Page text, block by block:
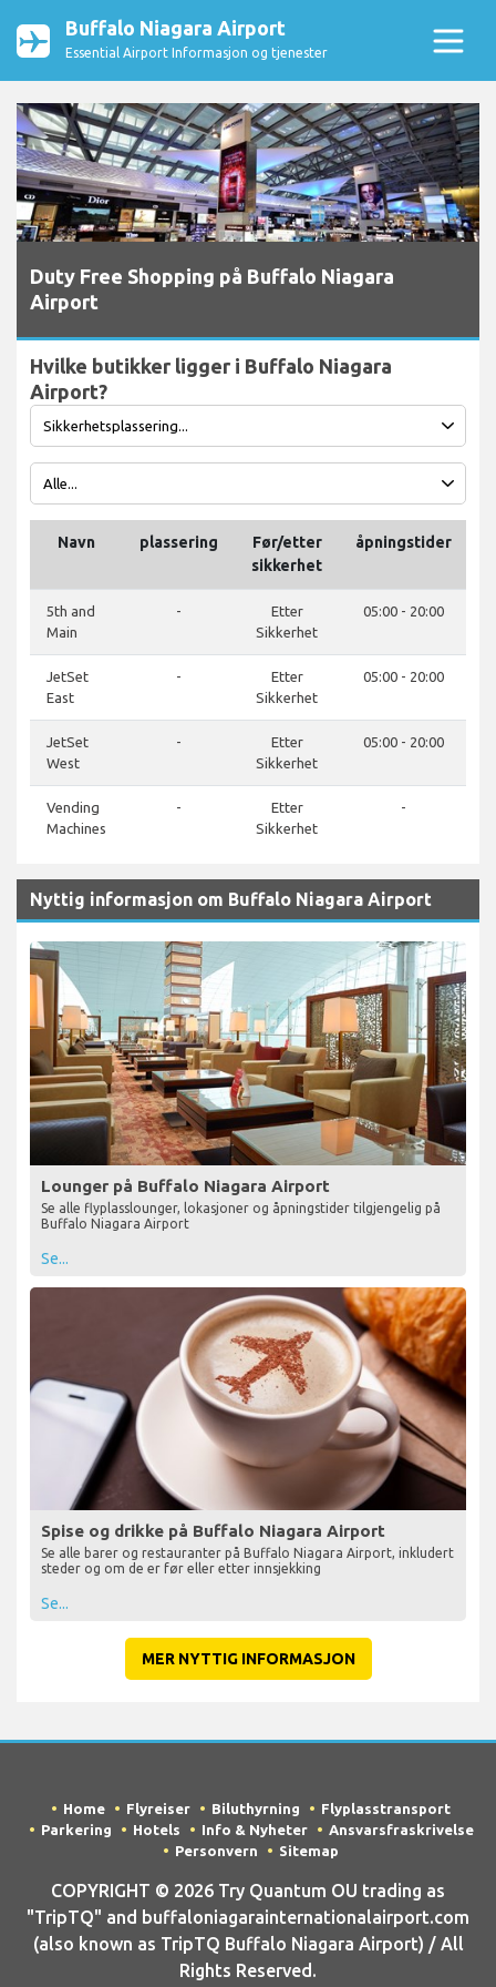
Buffalo Niagara Airport
Essential Airport Informasjon og tjenester
Duty Free Shopping på Buffalo Niagara
Airport
Hvilke butikker ligger i Buffalo Niagara
Airport?
Navn plassering
Før/etter
sikkerhet
åpningstider
5th and
Main
-
Etter
Sikkerhet
05:00 - 20:00
JetSet
East
-
Etter
Sikkerhet
05:00 - 20:00
JetSet
West
-
Etter
Sikkerhet
05:00 - 20:00
Vending
Machines
-
Etter
Sikkerhet
-
Nyttig informasjon om Buffalo Niagara Airport
Lounger på Buffalo Niagara Airport
Se alle flyplasslounger, lokasjoner og åpningstider tilgjengelig på
Buffalo Niagara Airport
Se...
Spise og drikke på Buffalo Niagara Airport
Se alle barer og restauranter på Buffalo Niagara Airport, inkludert
steder og om de er før eller etter innsjekking
Se...
MER NYTTIG INFORMASJON
Home Flyreiser Biluthyrning
Flyplasstransport
Parkering
Hotels Info & Nyheter
Ansvarsfraskrivelse
Personvern
Sitemap
COPYRIGHT © 2026 Try Quantum OU trading as
"TripTQ" and buffaloniagarainternationalairport.com
(also known as TripTQ Buffalo Niagara Airport) / All
Rights Reserved.